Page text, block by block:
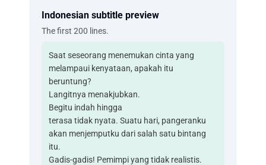
Indonesian subtitle preview
The first 200 lines.
Saat seseorang menemukan cinta yang
melampaui kenyataan, apakah itu
beruntung?
Langitnya menakjubkan.
Begitu indah hingga
terasa tidak nyata. Suatu hari, pangeranku
akan menjemputku dari salah satu bintang
itu.
Gadis-gadis! Pemimpi yang tidak realistis.